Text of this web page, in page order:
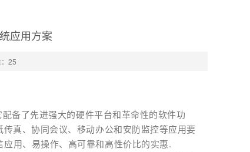
应用方案
25
备了先进强大的硬件平台和革命性的软件功
真、协同会议、移动办公和安防监控等应用要
用、易操作、高可靠和高性价比的实惠.